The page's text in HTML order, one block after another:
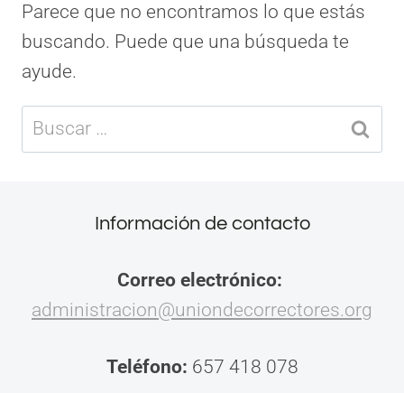
Parece que no encontramos lo que estás
buscando. Puede que una búsqueda te
ayude.
Buscar:
Información de contacto
Correo electrónico:
administracion@uniondecorrectores.org
Teléfono: 657 418 078